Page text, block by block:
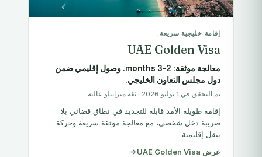
إقامة خليجية سريعة:
UAE Golden Visa
معالجة موثقة: 2-3 months. وصول إقليمي ضمن
دول مجلس التعاون الخليجي.
تم التحقق في 1 يوليو 2026 · ثقة ميرابيلو عالية
إقامة طويلة الأمد قابلة للتجديد في نطاق قضائي بلا
ضريبة دخل شخصي، مع معالجة موثقة سريعة وحركة
تنقل إقليمية.
عرض UAE Golden Visa